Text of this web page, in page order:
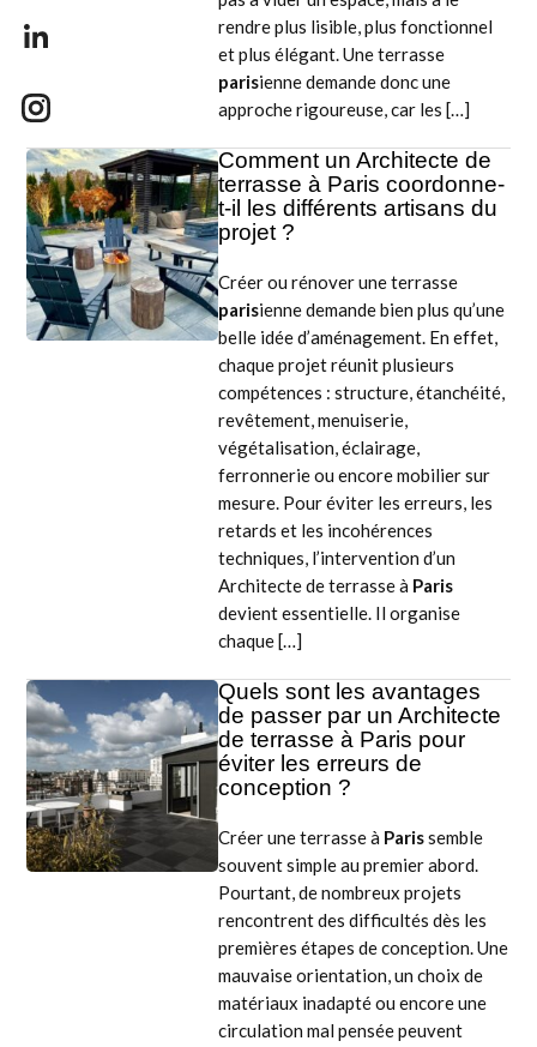
rendre plus lisible, plus fonctionnel
et plus élégant. Une terrasse
parisienne demande donc une
approche rigoureuse, car les […]
Comment un Architecte de
terrasse à Paris coordonne-
t-il les différents artisans du
projet ?
Créer ou rénover une terrasse
parisienne demande bien plus qu’une
belle idée d’aménagement. En effet,
chaque projet réunit plusieurs
compétences : structure, étanchéité,
revêtement, menuiserie,
végétalisation, éclairage,
ferronnerie ou encore mobilier sur
mesure. Pour éviter les erreurs, les
retards et les incohérences
techniques, l’intervention d’un
Architecte de terrasse à Paris
devient essentielle. Il organise
chaque […]
Quels sont les avantages
de passer par un Architecte
de terrasse à Paris pour
éviter les erreurs de
conception ?
Créer une terrasse à Parissemble
souvent simple au premier abord.
Pourtant, de nombreux projets
rencontrent des difficultés dès les
premières étapes de conception. Une
mauvaise orientation, un choix de
matériaux inadapté ou encore une
circulation mal pensée peuvent